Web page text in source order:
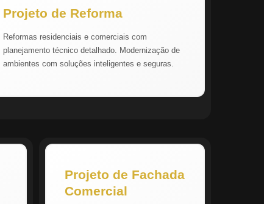
Projeto de Reforma
Reformas residenciais e comerciais com
planejamento técnico detalhado. Modernização de
ambientes com soluções inteligentes e seguras.
Projeto de Fachada
Comercial